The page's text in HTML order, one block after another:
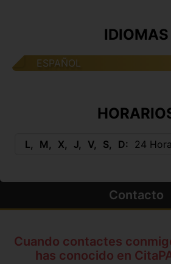
IDIOMAS
ESPAÑOL
L M X J V S D 24
Contacto
Cuando contactes
has conocido en